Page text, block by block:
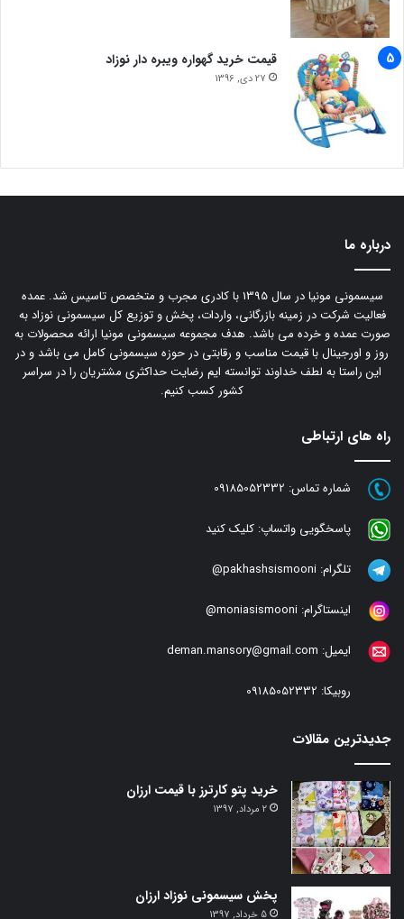
قیمت خرید گهواره ویبره دار نوزاد
27 دی, 1396
درباره ما
سیسمونی مونیا در سال 1395 با کادری مجرب و متخصص تاسیس شد. عمده
فعالیت شرکت در زمینه بازرگانی، واردات، پخش و توزیع کل سیسمونی نوزاد به
صورت عمده و خرده می باشد. هدف مجموعه سیسمونی مونیا ارائه محصولات به
روز و اورجینال با قیمت مناسب و رقابتی در حوزه سیسمونی کامل می باشد و در
این راستا به لطف خداوند توانسته ایم رضایت حداکثری مشتریان را در سراسر
کشور کسب کنیم.
راه های ارتباطی
شماره تماس: 09185052332
پاسخگویی واتساپ: کلیک کنید
تلگرام: pakhashsismooni@
اینستاگرام: moniasismooni@
ایمیل: deman.mansory@gmail.com
روبیکا: 09185052332
جدیدترین مقالات
خرید پتو کارترز با قیمت ارزان
2 مرداد, 1397
پخش سیسمونی نوزاد ارزان
5 خرداد, 1397